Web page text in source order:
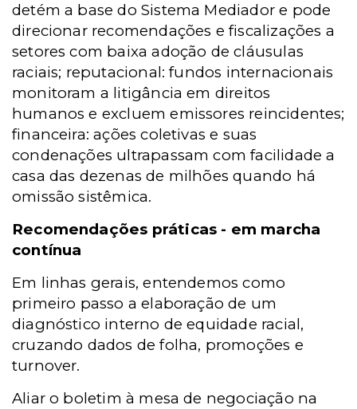
detém a base do Sistema Mediador e pode
direcionar recomendações e fiscalizações a
setores com baixa adoção de cláusulas
raciais; reputacional: fundos internacionais
monitoram a litigância em direitos
humanos e excluem emissores reincidentes;
financeira: ações coletivas e suas
condenações ultrapassam com facilidade a
casa das dezenas de milhões quando há
omissão sistêmica.
Recomendações práticas - em marcha
contínua
Em linhas gerais, entendemos como
primeiro passo a elaboração de um
diagnóstico interno de equidade racial,
cruzando dados de folha, promoções e
turnover.
Aliar o boletim à mesa de negociação na